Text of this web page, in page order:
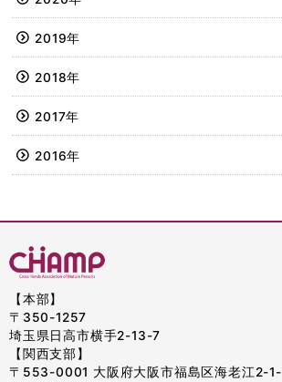
2019年
2018年
2017年
2016年
【本部】
〒350-1257
埼玉県日高市横手2-13-7
【関西支部】
〒553-0001 大阪府大阪市福島区海老江2-1-